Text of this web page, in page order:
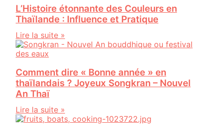
L’Histoire étonnante des Couleurs en
Thaïlande : Influence et Pratique
Lire la suite »
Comment dire « Bonne année » en
thaïlandais ? Joyeux Songkran – Nouvel
An Thaï
Lire la suite »